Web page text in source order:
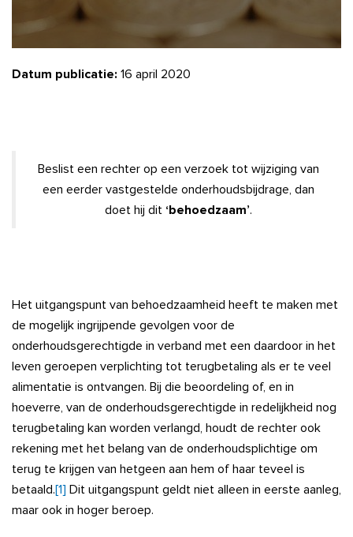
Datum publicatie: 16 april 2020
Beslist een rechter op een verzoek tot wijziging van
een eerder vastgestelde onderhoudsbijdrage, dan
doet hij dit ‘behoedzaam’.
Het uitgangspunt van behoedzaamheid heeft te maken met
de mogelijk ingrijpende gevolgen voor de
onderhoudsgerechtigde in verband met een daardoor in het
leven geroepen verplichting tot terugbetaling als er te veel
alimentatie is ontvangen. Bij die beoordeling of, en in
hoeverre, van de onderhoudsgerechtigde in redelijkheid nog
terugbetaling kan worden verlangd, houdt de rechter ook
rekening met het belang van de onderhoudsplichtige om
terug te krijgen van hetgeen aan hem of haar teveel is
betaald.[1] Dit uitgangspunt geldt niet alleen in eerste aanleg,
maar ook in hoger beroep.